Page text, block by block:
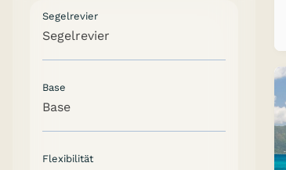
Segelrevier
Segelrevier
Base
Base
Flexibilität